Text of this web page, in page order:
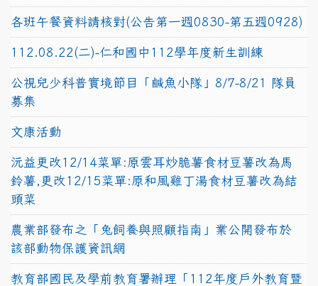
各班午餐資料請核對(公告第一週0830-第五週0928)
112.08.22(二)-仁和國中112學年度新生訓練
公視兒少科普實境節目「鹹魚小隊」8/7-8/21 隊員
募集
文康活動
沅益更改12/14菜單:原雲耳炒脆薯食材豆薯改為馬
鈴薯,更改12/15菜單:原和風雞丁湯食材豆薯改為結
頭菜
農業部發布之「兔飼養與照顧指南」業公開發布於
該部動物保護資訊網
教育部國民及學前教育署辦理「112年度戶外教育暨